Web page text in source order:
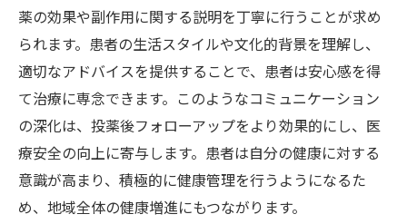
薬の効果や副作用に関する説明を丁寧に行うことが求め
られます。患者の生活スタイルや文化的背景を理解し、
適切なアドバイスを提供することで、患者は安心感を得
て治療に専念できます。このようなコミュニケーション
の深化は、投薬後フォローアップをより効果的にし、医
療安全の向上に寄与します。患者は自分の健康に対する
意識が高まり、積極的に健康管理を行うようになるた
め、地域全体の健康増進にもつながります。